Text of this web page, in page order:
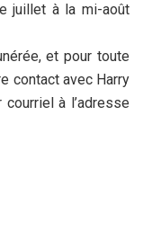
juillet à la mi-août
et pour toute
contact avec Harry
à l’adresse